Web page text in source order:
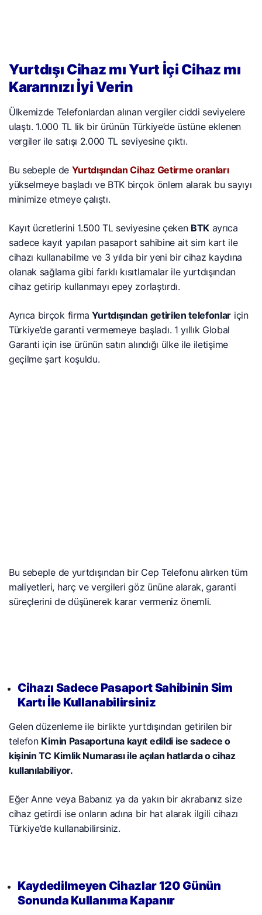
Yurtdışı Cihaz mı Yurt İçi Cihaz mı
Kararınızı İyi Verin
Ülkemizde Telefonlardan alınan vergiler ciddi seviyelere
ulaştı. 1.000 TL lik bir ürünün Türkiye’de üstüne eklenen
vergiler ile satışı 2.000 TL seviyesine çıktı.
Bu sebeple de Yurtdışından Cihaz Getirme oranları
yükselmeye başladı ve BTK birçok önlem alarak bu sayıyı
minimize etmeye çalıştı.
Kayıt ücretlerini 1.500 TL seviyesine çeken BTK ayrıca
sadece kayıt yapılan pasaport sahibine ait sim kart ile
cihazı kullanabilme ve 3 yılda bir yeni bir cihaz kaydına
olanak sağlama gibi farklı kısıtlamalar ile yurtdışından
cihaz getirip kullanmayı epey zorlaştırdı.
Ayrıca birçok firma Yurtdışından getirilen telefonlar için
Türkiye’de garanti vermemeye başladı. 1 yıllık Global
Garanti için ise ürünün satın alındığı ülke ile iletişime
geçilme şart koşuldu.
Bu sebeple de yurtdışından bir Cep Telefonu alırken tüm
maliyetleri, harç ve vergileri göz ününe alarak, garanti
süreçlerini de düşünerek karar vermeniz önemli.
Cihazı Sadece Pasaport Sahibinin Sim
Kartı İle Kullanabilirsiniz
Gelen düzenleme ile birlikte yurtdışından getirilen bir
telefon Kimin Pasaportuna kayıt edildi ise sadece o
kişinin TC Kimlik Numarası ile açılan hatlarda o cihaz
kullanılabiliyor.
Eğer Anne veya Babanız ya da yakın bir akrabanız size
cihaz getirdi ise onların adına bir hat alarak ilgili cihazı
Türkiye’de kullanabilirsiniz.
Kaydedilmeyen Cihazlar 120 Günün
Sonunda Kullanıma Kapanır